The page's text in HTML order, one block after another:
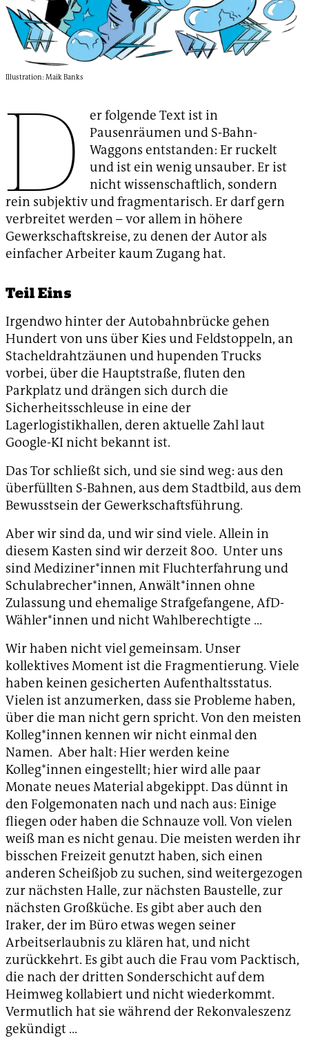
Illustration: Maik Banks
D
er folgende Text ist in
Pausenräumen und S-Bahn-
Waggons entstanden: Er ruckelt
und ist ein wenig unsauber. Er ist
nicht wissenschaftlich, sondern
rein subjektiv und fragmentarisch. Er darf gern
verbreitet werden – vor allem in höhere
Gewerkschaftskreise, zu denen der Autor als
einfacher Arbeiter kaum Zugang hat.
Teil Eins
Irgendwo hinter der Autobahnbrücke gehen
Hundert von uns über Kies und Feldstoppeln, an
Stacheldrahtzäunen und hupenden Trucks
vorbei, über die Hauptstraße, fluten den
Parkplatz und drängen sich durch die
Sicherheitsschleuse in eine der
Lagerlogistikhallen, deren aktuelle Zahl laut
Google-KI nicht bekannt ist.
Das Tor schließt sich, und sie sind weg: aus den
überfüllten S-Bahnen, aus dem Stadtbild, aus dem
Bewusstsein der Gewerkschaftsführung.
Aber wir sind da, und wir sind viele. Allein in
diesem Kasten sind wir derzeit 800. Unter uns
sind Mediziner*innen mit Fluchterfahrung und
Schulabrecher*innen, Anwält*innen ohne
Zulassung und ehemalige Strafgefangene, AfD-
Wähler*innen und nicht Wahlberechtigte …
Wir haben nicht viel gemeinsam. Unser
kollektives Moment ist die Fragmentierung. Viele
haben keinen gesicherten Aufenthaltsstatus.
Vielen ist anzumerken, dass sie Probleme haben,
über die man nicht gern spricht. Von den meisten
Kolleg*innen kennen wir nicht einmal den
Namen. Aber halt: Hier werden keine
Kolleg*innen eingestellt; hier wird alle paar
Monate neues Material abgekippt. Das dünnt in
den Folgemonaten nach und nach aus: Einige
fliegen oder haben die Schnauze voll. Von vielen
weiß man es nicht genau. Die meisten werden ihr
bisschen Freizeit genutzt haben, sich einen
anderen Scheißjob zu suchen, sind weitergezogen
zur nächsten Halle, zur nächsten Baustelle, zur
nächsten Großküche. Es gibt aber auch den
Iraker, der im Büro etwas wegen seiner
Arbeitserlaubnis zu klären hat, und nicht
zurückkehrt. Es gibt auch die Frau vom Packtisch,
die nach der dritten Sonderschicht auf dem
Heimweg kollabiert und nicht wiederkommt.
Vermutlich hat sie während der Rekonvaleszenz
gekündigt …